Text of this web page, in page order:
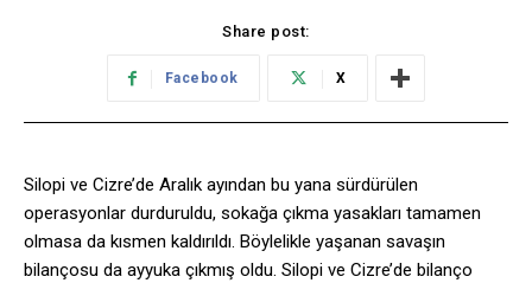
Share post:
Facebook X
Silopi ve Cizre’de Aralık ayından bu yana sürdürülen
operasyonlar durduruldu, sokağa çıkma yasakları tamamen
olmasa da kısmen kaldırıldı. Böylelikle yaşanan savaşın
bilançosu da ayyuka çıkmış oldu. Silopi ve Cizre’de bilanço